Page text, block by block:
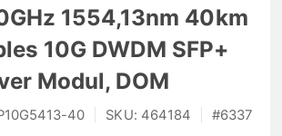
1554,13nm 40km
10G DWDM SFP+
Modul, DOM
40 SKU: 464184 #6337